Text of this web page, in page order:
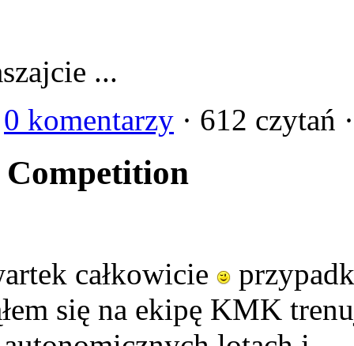
...
0 komentarzy · 612 czytań ·
całkowicie
się na ekipę KMK